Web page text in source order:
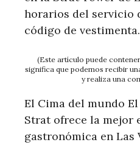
horarios del servicio
código de vestimenta.
(Este artículo puede
significa que podemos recibir
y realiza una
El Cima del mundo
Strat ofrece la mejor
gastronómica en Las